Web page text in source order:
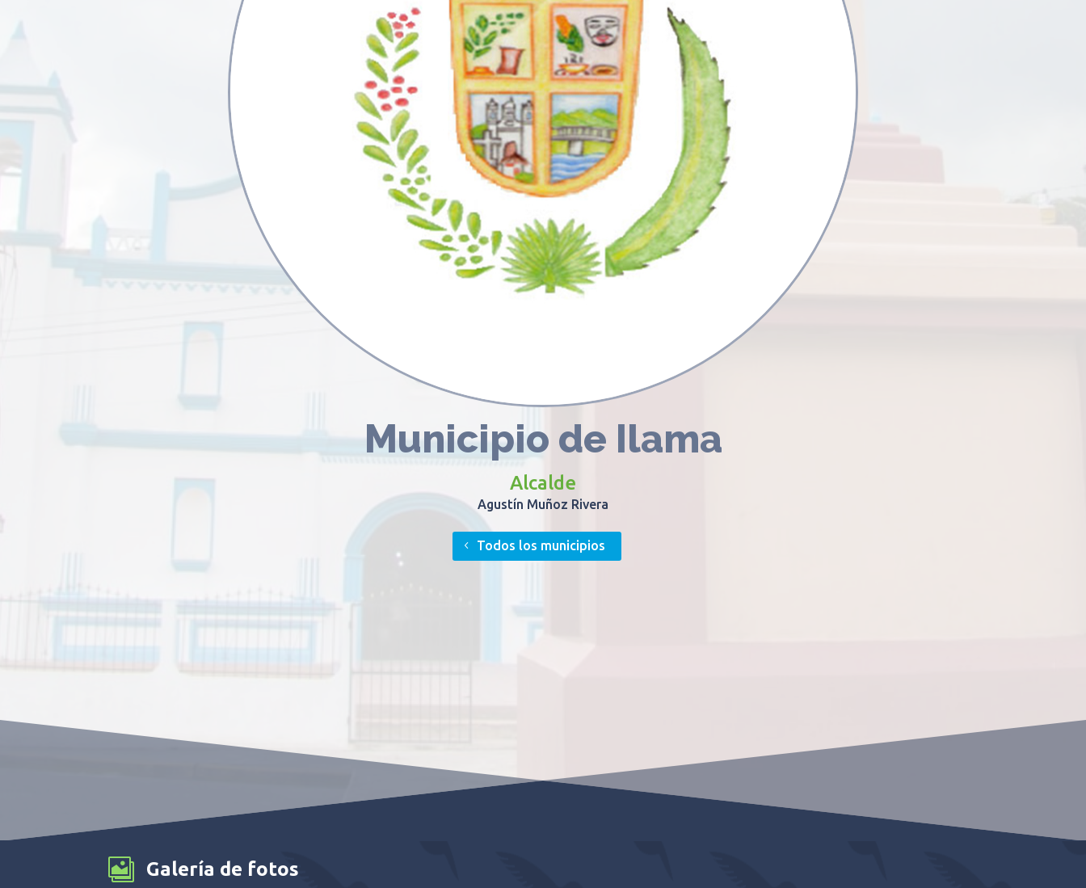
Municipio de Ilama
Alcalde
Agustín Muñoz Rivera
Todos los municipios
 Galería de fotos